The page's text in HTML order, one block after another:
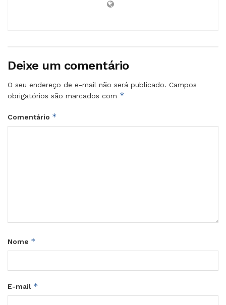
Deixe um comentário
O seu endereço de e-mail não será publicado. Campos
obrigatórios são marcados com *
Comentário *
Nome *
E-mail *